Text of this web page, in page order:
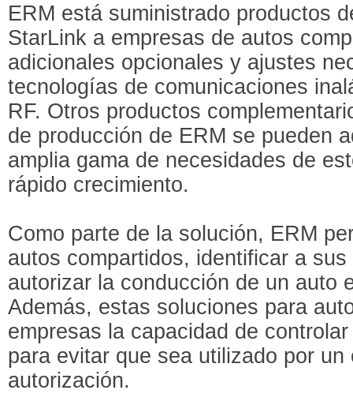
ERM está suministrado productos
StarLink a empresas de autos
adicionales opcionales y ajustes
tecnologías de comunicaciones
RF. Otros productos
de producción de ERM se pueden
amplia gama de necesidades de
rápido crecimiento.
Como parte de la solución, ERM
autos compartidos, identificar a
autorizar la conducción de un auto
Además, estas soluciones para
empresas la capacidad de
para evitar que sea utilizado por un
autorización.